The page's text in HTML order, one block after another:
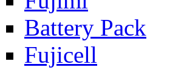
Battery Pack
Fujicell